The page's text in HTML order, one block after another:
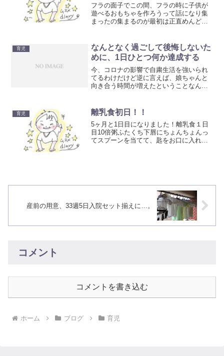
フラの面子でこの間、フラの時に子供が
遊べるおもちゃを作ろうって話になり集
まったの集まるのが最初は正直めんどい
意もあるから、子供遊べるとこだった
し、できたのよねすごく楽し...
育児
なんとなく過ごして後悔しないた
めに、1日ひとつ何か達成する
今、コロナの影響で自粛生活を強いられ
てるわけだけど逆に言えば、娘ちゃんと
向き合う時間が増えたということなんと
日ひとつ、何か達成することにしようと
思ってる娘ちゃんと何か...
育児 離乳食初日！！
5ヶ月と1日目になりました！離乳食１日
目10倍粥ふたくち下唇にちょんちょんっ
てスプーンを当てて、匙をお口に入れる
産前の用意、33週5日入院セット揃えに…。
コメント
コメントを書き込む
ホーム ブログ 育児